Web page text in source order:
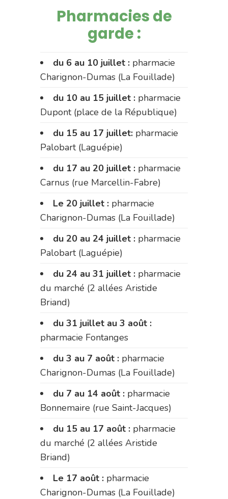
Pharmacies de
garde :
du 6 au 10 juillet : pharmacie
Charignon-Dumas (La Fouillade)
du 10 au 15 juillet : pharmacie
Dupont (place de la République)
du 15 au 17 juillet: pharmacie
Palobart (Laguépie)
du 17 au 20 juillet : pharmacie
Carnus (rue Marcellin-Fabre)
Le 20 juillet : pharmacie
Charignon-Dumas (La Fouillade)
du 20 au 24 juillet : pharmacie
Palobart (Laguépie)
du 24 au 31 juillet : pharmacie
du marché (2 allées Aristide
Briand)
du 31 juillet au 3 août :
pharmacie Fontanges
du 3 au 7 août : pharmacie
Charignon-Dumas (La Fouillade)
du 7 au 14 août : pharmacie
Bonnemaire (rue Saint-Jacques)
du 15 au 17 août : pharmacie
du marché (2 allées Aristide
Briand)
Le 17 août : pharmacie
Charignon-Dumas (La Fouillade)